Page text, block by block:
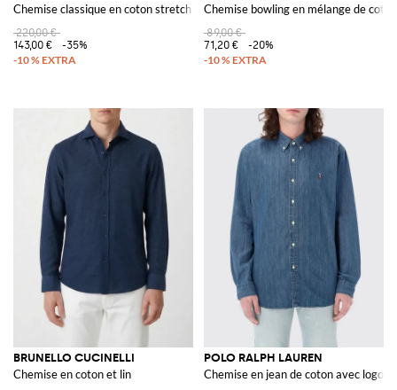
Chemise classique en coton stretch
220,00 €
143,00 €
-35%
Chemise bowling en mélange de
89,00 €
71,20 €
-20%
BRUNELLO CUCINELLI
Chemise en coton et lin
POLO RALPH LAUREN
Chemise en jean de coton avec logo